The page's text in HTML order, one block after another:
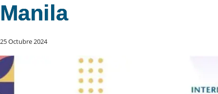
Manila
25 Octubre 2024